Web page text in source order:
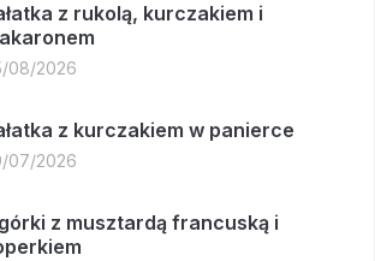
z rukolą, kurczakiem i
08/2026
z kurczakiem w panierce
07/2026
z musztardą francuską i